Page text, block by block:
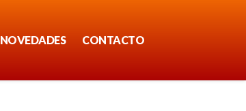
NOVEDADES CONTACTO